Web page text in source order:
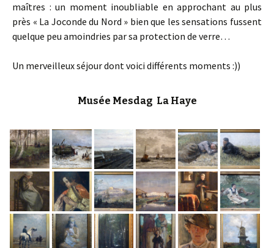
maîtres : un moment inoubliable en approchant au plus
près « La Joconde du Nord » bien que les sensations fussent
quelque peu amoindries par sa protection de verre…
Un merveilleux séjour dont voici différents moments :))
Musée Mesdag La Haye